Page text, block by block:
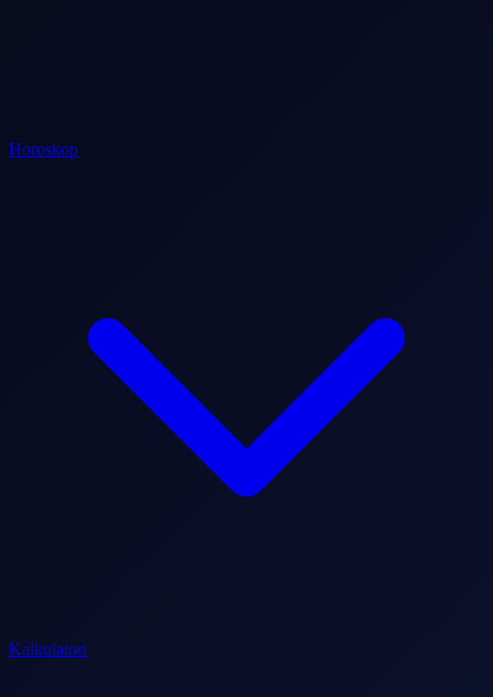
Horoskop
Kalkulatori